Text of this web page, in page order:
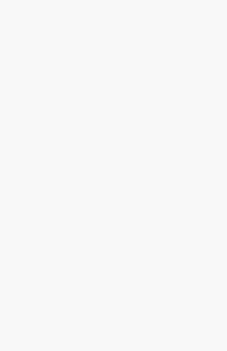
08:30 – 11:30 Uhr
Außerhalb der Öffnungszeiten
E-Mail: sekretariat@gemeinde-
Bürgermeister
Bürgermeister Silvio Renger